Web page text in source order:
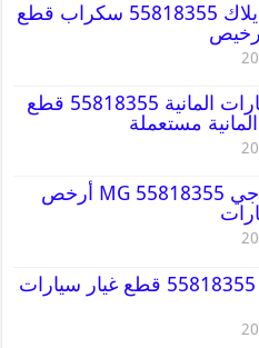
قطع غيار كاديلاك 55818355 سكراب قطع
رخيص
قطع غيار سيارات المانية 55818355 قطع
مستعملة
قطع غيار أم جي MG 55818355 أرخص
قطع غيار كيا 55818355 قطع غيار سيارات